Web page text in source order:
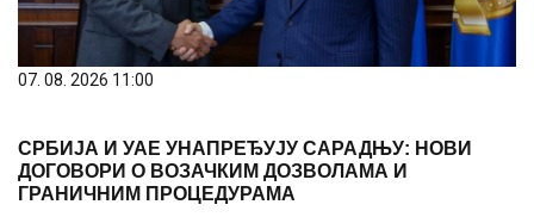
07. 08. 2026 11:00
СРБИЈА И УАЕ УНАПРЕЂУЈУ САРАДЊУ: НОВИ
ДОГОВОРИ О ВОЗАЧКИМ ДОЗВОЛАМА И
ГРАНИЧНИМ ПРОЦЕДУРАМА